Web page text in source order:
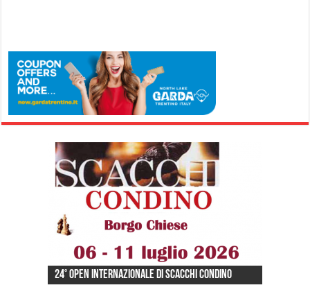
24° Open Internazionale di Scacchi Condino
48° Festival Scacchistico Internazionale
ECU SENIOR CHESS CHAMPIONSHIPS 2026 ACQUI
TERME